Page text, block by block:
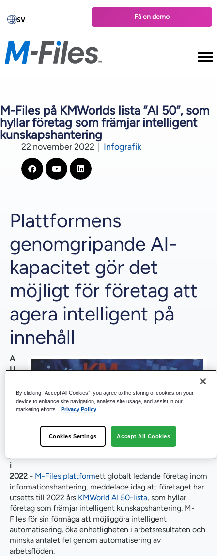
SV Få en demo
M-Files på KMWorlds lista ”AI 50”, som
hyllar företag som främjar intelligent
kunskapshantering
22 november 2022 Infografik
Plattformens
genomgripande AI-
kapacitet gör det
möjligt för företag att
agera intelligent på
innehåll
A
U
N,
Te
i
2022 - M-Files plattformett globalt ledande företag inom
informationshantering, meddelade idag att företaget har
utsetts till 2022 års KMWorld AI 50-lista, som hyllar
företag som främjar intelligent kunskapshantering. M-
Files för sin förmåga att möjliggöra intelligent
automatisering, öka enhetligheten i arbetsresultaten och
minska antalet fel genom automatisering av
arbetsflöden.
By clicking “Accept All Cookies”, you agree to the storing of cookies on your
device to enhance site navigation, analyze site usage, and assist in our
marketing efforts.
Privacy Policy
Cookies Settings Accept All Cookies